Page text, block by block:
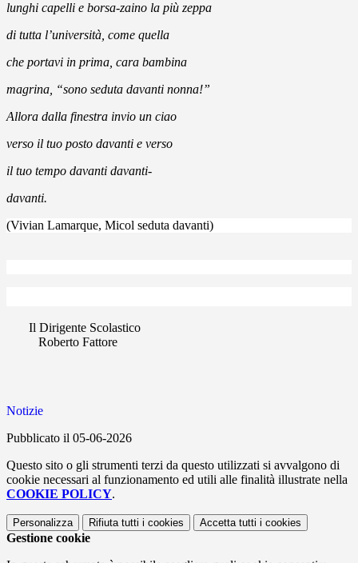
lunghi capelli e borsa-zaino la più zeppa
di tutta l’università, come quella
che portavi in prima, cara bambina
magrina, “sono seduta davanti nonna!”
Allora dalla finestra invio un ciao
verso il tuo posto davanti e verso
il tuo tempo davanti davanti-
davanti.
(Vivian Lamarque, Micol seduta davanti)
Il Dirigente Scolastico
Roberto Fattore
Notizie
Pubblicato il 05-06-2026
Questo sito o gli strumenti terzi da questo utilizzati si avvalgono di
cookie necessari al funzionamento ed utili alle finalità illustrate nella
COOKIE POLICY.
Personalizza Rifiuta tutti i cookies Accetta tutti i cookies
Gestione cookie